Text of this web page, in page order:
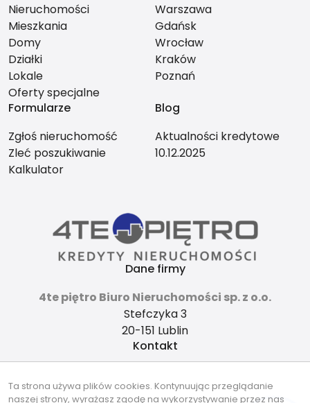
Nieruchomości
Mieszkania
Domy
Działki
Lokale
Oferty specjalne
Warszawa
Gdańsk
Wrocław
Kraków
Poznań
Formularze
Zgłoś nieruchomość
Zleć poszukiwanie
Kalkulator
Blog
Aktualności kredytowe
10.12.2025
Dane firmy
4te piętro Biuro Nieruchomości sp. z o.o.
Stefczyka 3
20-151 Lublin
Kontakt
737-490-490
Ta strona używa plików cookies. Kontynuując przeglądanie
naszej strony, wyrażasz zgodę na wykorzystywanie przez nas